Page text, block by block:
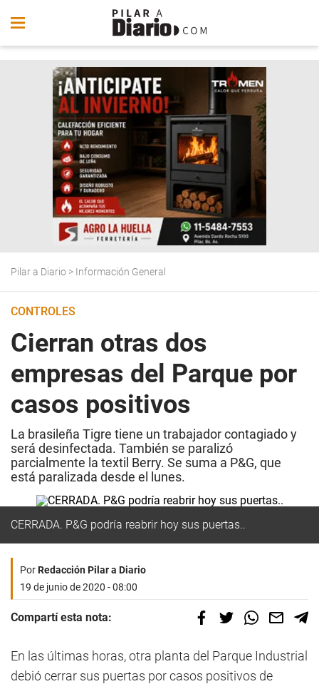
Pilar a Diario > Información General
CONTROLES
Cierran otras dos
empresas del Parque por
casos positivos
La brasileña Tigre tiene un trabajador contagiado y
será desinfectada. También se paralizó
parcialmente la textil Berry. Se suma a P&G, que
está paralizada desde el lunes.
CERRADA. P&G podría reabrir hoy sus puertas..
PorRedacción Pilar a Diario
19 de junio de 2020 - 08:00
Compartí esta nota:
En las últimas horas, otra planta del Parque Industrial
debió cerrar sus puertas por casos positivos de